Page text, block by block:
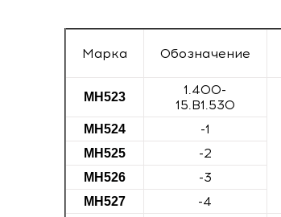
Марка Обозначение
МН523
1.400-
15.В1.530
МН524 -1
МН525 -2
МН526 -3
МН527 -4